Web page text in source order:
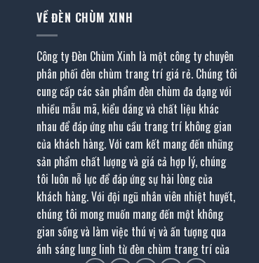
VỀ ĐÈN CHÙM XINH
Công ty Đèn Chùm Xinh là một công ty chuyên
phân phối đèn chùm trang trí giá rẻ. Chúng tôi
cung cấp các sản phẩm đèn chùm đa dạng với
nhiều mẫu mã, kiểu dáng và chất liệu khác
nhau để đáp ứng nhu cầu trang trí không gian
của khách hàng. Với cam kết mang đến những
sản phẩm chất lượng và giá cả hợp lý, chúng
tôi luôn nỗ lực để đáp ứng sự hài lòng của
khách hàng. Với đội ngũ nhân viên nhiệt huyết,
chúng tôi mong muốn mang đến một không
gian sống và làm việc thú vị và ấn tượng qua
ánh sáng lung linh từ đèn chùm trang trí của